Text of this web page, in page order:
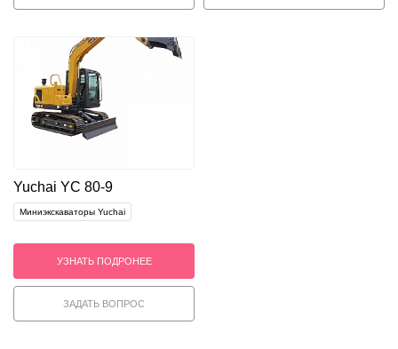
Yuchai YC 80-9
Миниэкскаваторы Yuchai
УЗНАТЬ ПОДРОНЕЕ
ЗАДАТЬ ВОПРОС